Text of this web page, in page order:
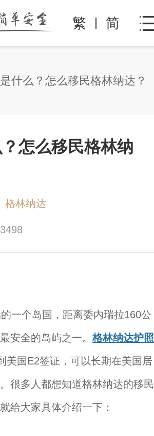
繁 简
什么？怎么移民格林纳达？
怎么移民格林纳
格林纳达
个岛国，距离委内瑞拉160公
安全的岛屿之一。格林纳达护照
美国E2签证，可以长期在美国居
很多人都想知道格林纳达的移民
给大家具体介绍一下：